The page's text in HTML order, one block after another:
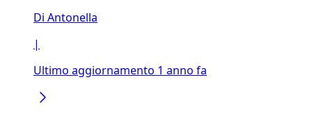
Di Antonella
|
Ultimo aggiornamento 1 anno fa